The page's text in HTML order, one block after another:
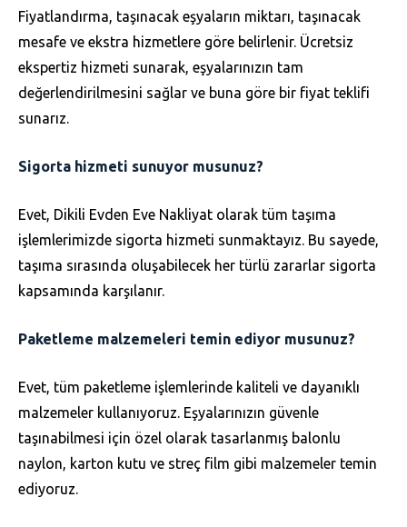
Fiyatlandırma, taşınacak eşyaların miktarı, taşınacak
mesafe ve ekstra hizmetlere göre belirlenir. Ücretsiz
ekspertiz hizmeti sunarak, eşyalarınızın tam
değerlendirilmesini sağlar ve buna göre bir fiyat teklifi
sunarız.
Sigorta hizmeti sunuyor musunuz?
Evet, Dikili Evden Eve Nakliyat olarak tüm taşıma
işlemlerimizde sigorta hizmeti sunmaktayız. Bu sayede,
taşıma sırasında oluşabilecek her türlü zararlar sigorta
kapsamında karşılanır.
Paketleme malzemeleri temin ediyor musunuz?
Evet, tüm paketleme işlemlerinde kaliteli ve dayanıklı
malzemeler kullanıyoruz. Eşyalarınızın güvenle
taşınabilmesi için özel olarak tasarlanmış balonlu
naylon, karton kutu ve streç film gibi malzemeler temin
ediyoruz.